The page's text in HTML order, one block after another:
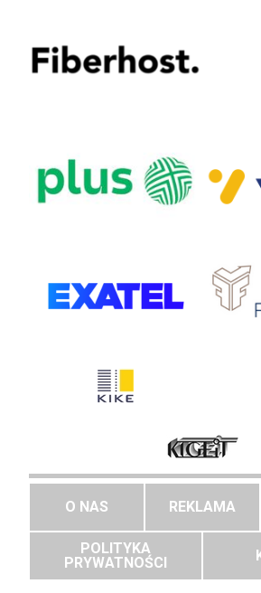
O NAS REKLAMA
POLITYKA
PRYWATNOŚCI